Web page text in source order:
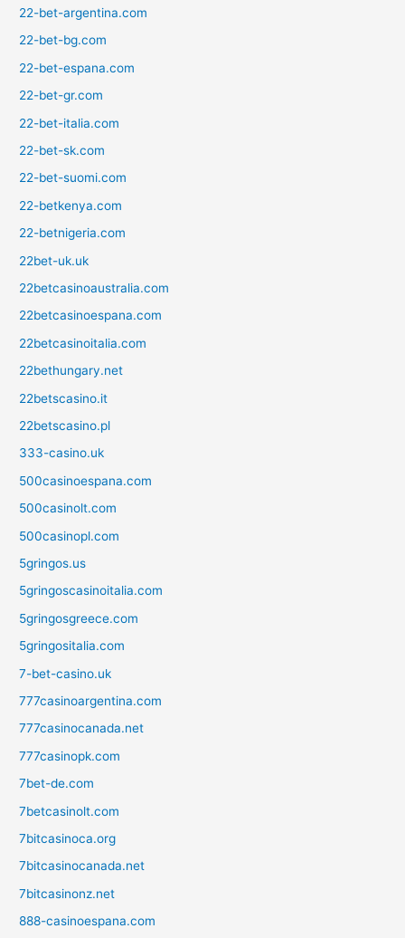
22-bet-argentina.com
22-bet-bg.com
22-bet-espana.com
22-bet-gr.com
22-bet-italia.com
22-bet-sk.com
22-bet-suomi.com
22-betkenya.com
22-betnigeria.com
22bet-uk.uk
22betcasinoaustralia.com
22betcasinoespana.com
22betcasinoitalia.com
22bethungary.net
22betscasino.it
22betscasino.pl
333-casino.uk
500casinoespana.com
500casinolt.com
500casinopl.com
5gringos.us
5gringoscasinoitalia.com
5gringosgreece.com
5gringositalia.com
7-bet-casino.uk
777casinoargentina.com
777casinocanada.net
777casinopk.com
7bet-de.com
7betcasinolt.com
7bitcasinoca.org
7bitcasinocanada.net
7bitcasinonz.net
888-casinoespana.com